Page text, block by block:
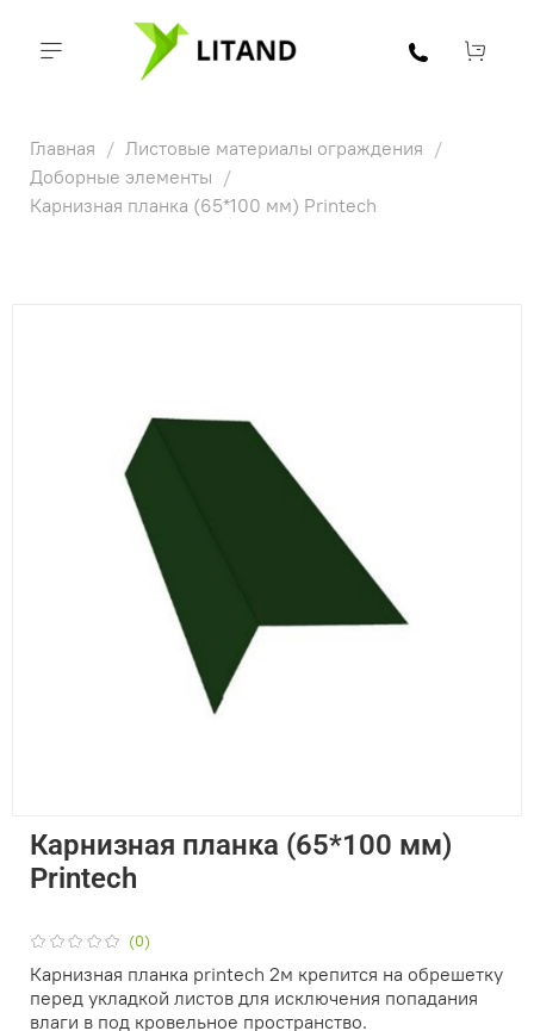
Главная
Листовые материалы ограждения
Доборные элементы
Карнизная планка (65*100 мм) Printech
(0)
Карнизная планка (65*100 мм)
Printech
Карнизная планка printech 2м крепится на обрешетку
перед укладкой листов для исключения попадания
влаги в под кровельное пространство.